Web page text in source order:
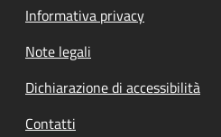
Informativa privacy
Note legali
Dichiarazione di accessibilità
Contatti